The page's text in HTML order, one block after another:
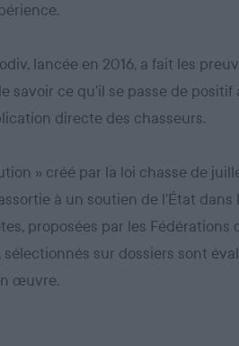
lancée en 2016, a fait les
savoir ce qu’il se passe de
directe des chasseurs.
» créé par la loi chasse de
à un soutien de l’État
proposées par les Fédérations
sélectionnés sur dossiers sont
œuvre.